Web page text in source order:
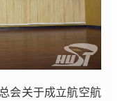
会关于成立航空航